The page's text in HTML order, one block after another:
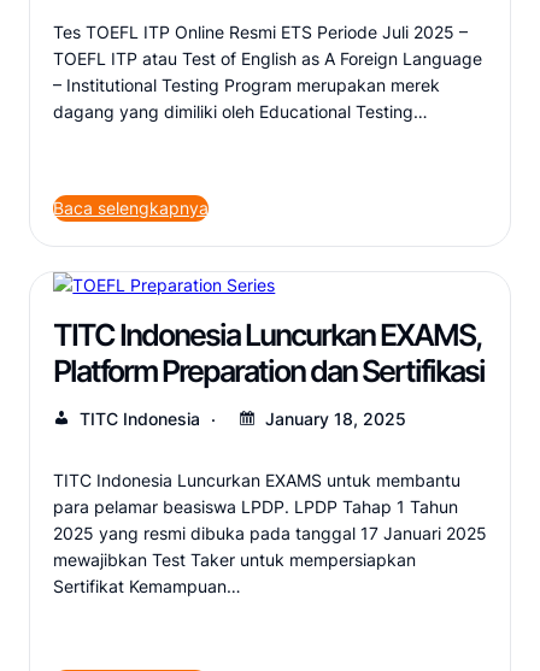
Tes TOEFL ITP Online Resmi ETS Periode Juli 2025 –
TOEFL ITP atau Test of English as A Foreign Language
– Institutional Testing Program merupakan merek
dagang yang dimiliki oleh Educational Testing…
Baca selengkapnya
TITC Indonesia Luncurkan EXAMS,
Platform Preparation dan Sertifikasi
TITC Indonesia January 18, 2025
TITC Indonesia Luncurkan EXAMS untuk membantu
para pelamar beasiswa LPDP. LPDP Tahap 1 Tahun
2025 yang resmi dibuka pada tanggal 17 Januari 2025
mewajibkan Test Taker untuk mempersiapkan
Sertifikat Kemampuan…